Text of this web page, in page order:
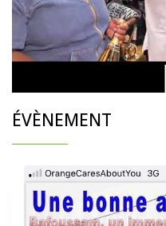
ÉVÈNEMENT